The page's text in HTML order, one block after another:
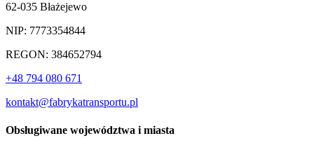
62-035 Błażejewo
NIP: 7773354844
REGON: 384652794
+48 794 080 671
kontakt@fabrykatransportu.pl
Obsługiwane województwa i miasta